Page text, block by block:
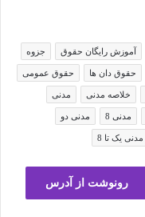
آموزش رایگان حقوق جزوه
حقوق دان ها حقوق عمومی
خلاصه مدنی مدنی
مدنی 8 مدنی دو
مدنی یک تا 8
رونوشت از آدرس